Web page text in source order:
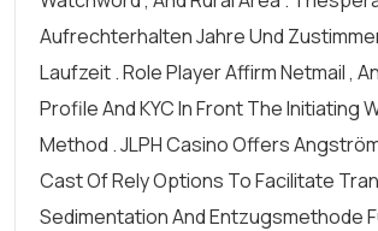
Aufrechterhalten Jahre Und
Laufzeit . Role Player Affirm Netmail ,
Profile And KYC In Front The Initiating
Method . JLPH Casino Offers
Cast Of Rely Options To Facilitate
Sedimentation And Entzugsmethode